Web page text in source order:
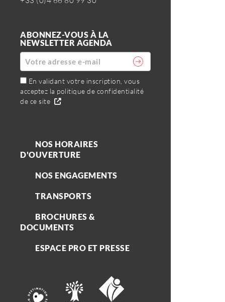
ABONNEZ-VOUS À LA
NEWSLETTER AGENDA
En validant votre inscription, vous
acceptez la politique de confidentialité
de ce site
NOS HORAIRES
D'OUVERTURE
NOS ENGAGEMENTS
TRANSPORTS
BROCHURES &
DOCUMENTS
ESPACE PRO ET PRESSE